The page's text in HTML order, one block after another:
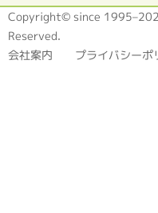
Copyright© since
Reserved.
会社案内 プライバシーポ